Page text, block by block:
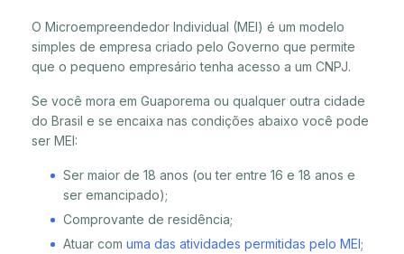
O Microempreendedor Individual (MEI) é um modelo
simples de empresa criado pelo Governo que permite
que o pequeno empresário tenha acesso a um CNPJ.
Se você mora em Guaporema ou qualquer outra cidade
do Brasil e se encaixa nas condições abaixo você pode
ser MEI:
Ser maior de 18 anos (ou ter entre 16 e 18 anos e
ser emancipado);
Comprovante de residência;
Atuar com uma das atividades permitidas pelo MEI;